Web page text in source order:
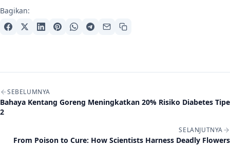
Bagikan:
Navigasi artikel
SEBELUMNYA
Bahaya Kentang Goreng Meningkatkan 20% Risiko Diabetes Tipe
2
SELANJUTNYA
From Poison to Cure: How Scientists Harness Deadly Flowers